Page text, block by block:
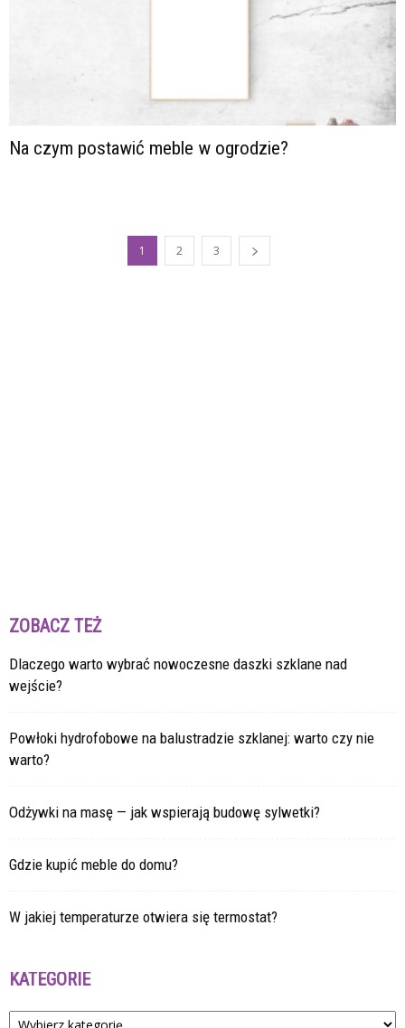
Na czym postawić meble w ogrodzie?
1 2 3
ZOBACZ TEŻ
Dlaczego warto wybrać nowoczesne daszki szklane nad
wejście?
Powłoki hydrofobowe na balustradzie szklanej: warto czy nie
warto?
Odżywki na masę — jak wspierają budowę sylwetki?
Gdzie kupić meble do domu?
W jakiej temperaturze otwiera się termostat?
KATEGORIE
Kategorie